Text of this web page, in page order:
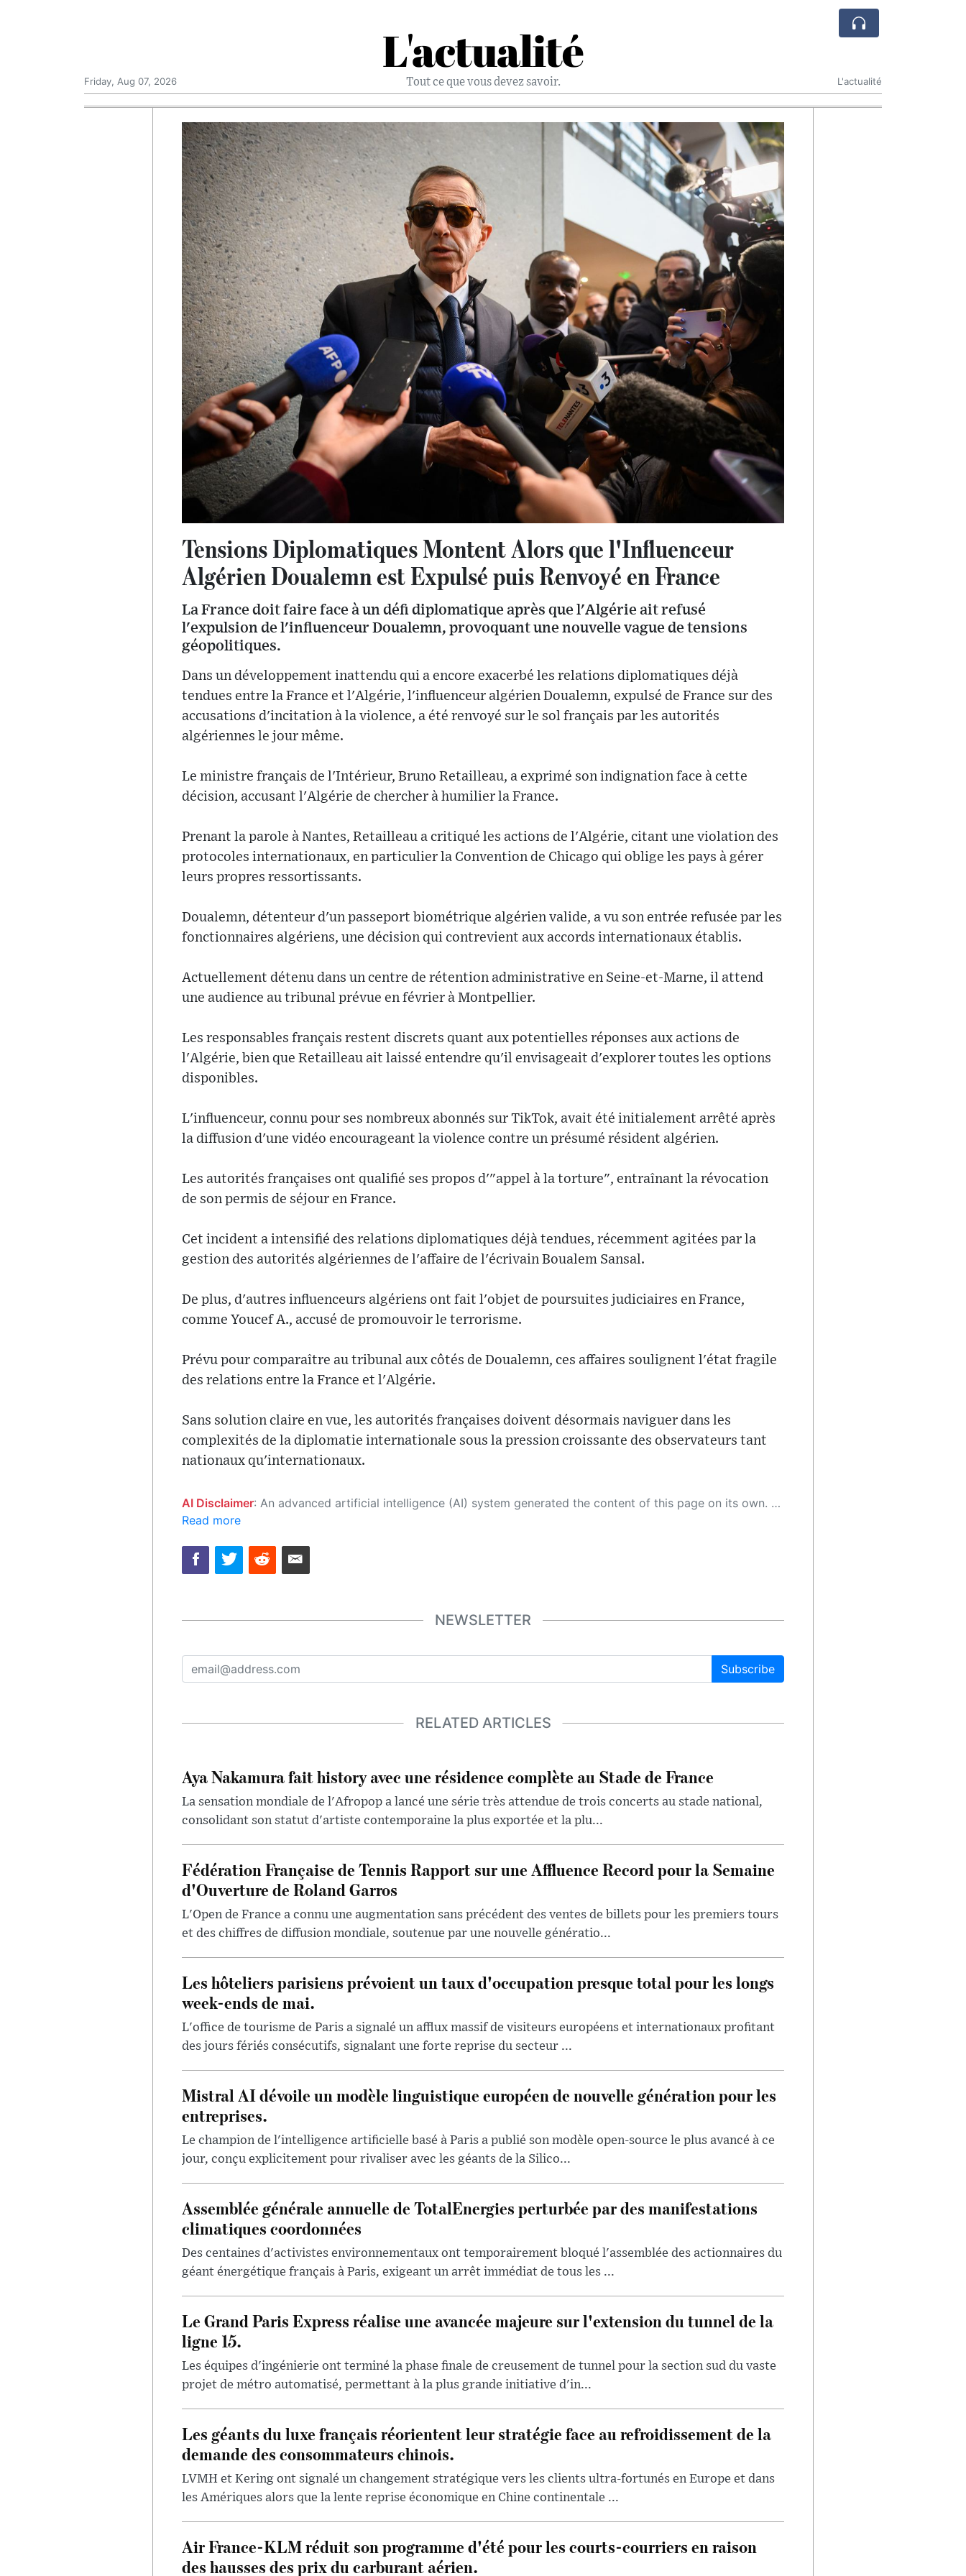
L'actualité
Tout ce que vous devez savoir.
Friday, Aug 07, 2026 L'actualité
Tensions Diplomatiques Montent Alors que l'Influenceur
Algérien Doualemn est Expulsé puis Renvoyé en France
La France doit faire face à un défi diplomatique après que l'Algérie ait refusé
l'expulsion de l'influenceur Doualemn, provoquant une nouvelle vague de tensions
géopolitiques.
Dans un développement inattendu qui a encore exacerbé les relations diplomatiques déjà
tendues entre la France et l'Algérie, l'influenceur algérien Doualemn, expulsé de France sur des
accusations d'incitation à la violence, a été renvoyé sur le sol français par les autorités
algériennes le jour même.
Le ministre français de l'Intérieur, Bruno Retailleau, a exprimé son indignation face à cette
décision, accusant l'Algérie de chercher à humilier la France.
Prenant la parole à Nantes, Retailleau a critiqué les actions de l'Algérie, citant une violation des
protocoles internationaux, en particulier la Convention de Chicago qui oblige les pays à gérer
leurs propres ressortissants.
Doualemn, détenteur d'un passeport biométrique algérien valide, a vu son entrée refusée par les
fonctionnaires algériens, une décision qui contrevient aux accords internationaux établis.
Actuellement détenu dans un centre de rétention administrative en Seine-et-Marne, il attend
une audience au tribunal prévue en février à Montpellier.
Les responsables français restent discrets quant aux potentielles réponses aux actions de
l'Algérie, bien que Retailleau ait laissé entendre qu'il envisageait d'explorer toutes les options
disponibles.
L'influenceur, connu pour ses nombreux abonnés sur TikTok, avait été initialement arrêté après
la diffusion d'une vidéo encourageant la violence contre un présumé résident algérien.
Les autorités françaises ont qualifié ses propos d'"appel à la torture", entraînant la révocation
de son permis de séjour en France.
Cet incident a intensifié des relations diplomatiques déjà tendues, récemment agitées par la
gestion des autorités algériennes de l'affaire de l'écrivain Boualem Sansal.
De plus, d'autres influenceurs algériens ont fait l'objet de poursuites judiciaires en France,
comme Youcef A., accusé de promouvoir le terrorisme.
Prévu pour comparaître au tribunal aux côtés de Doualemn, ces affaires soulignent l'état fragile
des relations entre la France et l'Algérie.
Sans solution claire en vue, les autorités françaises doivent désormais naviguer dans les
complexités de la diplomatie internationale sous la pression croissante des observateurs tant
nationaux qu'internationaux.
AI Disclaimer: An advanced artificial intelligence (AI) system generated the content of this page on its own. This innovative technology conducts extensive research from a variety of reliable sources, performs rigorous fact-checking and verification, cleans up and balances biased or manipulated content, and presents a minimal factual summary that is just enough yet essential for you to function as an informed and educated citizen. Please keep in mind, however, that this system is an evolving technology, and as a result, the article may contain accidental inaccuracies or errors. We urge you to help us improve our site by reporting any inaccuracies you find using the "
Read more
NEWSLETTER
Subscribe
RELATED ARTICLES
Aya Nakamura fait history avec une résidence complète au Stade de France
La sensation mondiale de l'Afropop a lancé une série très attendue de trois concerts au stade national,
consolidant son statut d'artiste contemporaine la plus exportée et la plu...
Fédération Française de Tennis Rapport sur une Affluence Record pour la Semaine
d'Ouverture de Roland Garros
L'Open de France a connu une augmentation sans précédent des ventes de billets pour les premiers tours
et des chiffres de diffusion mondiale, soutenue par une nouvelle génératio...
Les hôteliers parisiens prévoient un taux d'occupation presque total pour les longs
week-ends de mai.
L'office de tourisme de Paris a signalé un afflux massif de visiteurs européens et internationaux profitant
des jours fériés consécutifs, signalant une forte reprise du secteur ...
Mistral AI dévoile un modèle linguistique européen de nouvelle génération pour les
entreprises.
Le champion de l'intelligence artificielle basé à Paris a publié son modèle open-source le plus avancé à ce
jour, conçu explicitement pour rivaliser avec les géants de la Silico...
Assemblée générale annuelle de TotalEnergies perturbée par des manifestations
climatiques coordonnées
Des centaines d'activistes environnementaux ont temporairement bloqué l'assemblée des actionnaires du
géant énergétique français à Paris, exigeant un arrêt immédiat de tous les ...
Le Grand Paris Express réalise une avancée majeure sur l'extension du tunnel de la
ligne 15.
Les équipes d'ingénierie ont terminé la phase finale de creusement de tunnel pour la section sud du vaste
projet de métro automatisé, permettant à la plus grande initiative d'in...
Les géants du luxe français réorientent leur stratégie face au refroidissement de la
demande des consommateurs chinois.
LVMH et Kering ont signalé un changement stratégique vers les clients ultra-fortunés en Europe et dans
les Amériques alors que la lente reprise économique en Chine continentale ...
Air France-KLM réduit son programme d'été pour les courts-courriers en raison
des hausses des prix du carburant aérien.